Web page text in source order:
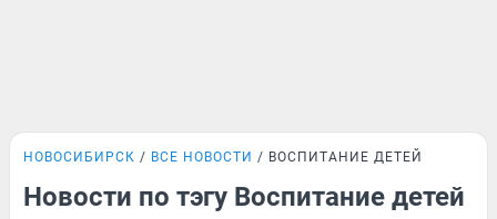
НОВОСИБИРСК ВСЕ НОВОСТИ ВОСПИТАНИЕ ДЕТЕЙ
Новости по тэгу Воспитание детей